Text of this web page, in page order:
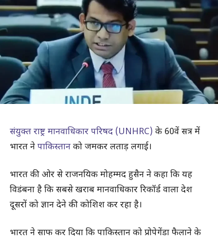
संयुक्त राष्ट्र मानवाधिकार परिषद (UNHRC) के 60वें सत्र में
भारत ने पाकिस्तान को जमकर लताड़ लगाई।
भारत की ओर से राजनयिक मोहम्मद हुसैन ने कहा कि यह
विडंबना है कि सबसे खराब मानवाधिकार रिकॉर्ड वाला देश
दूसरों को ज्ञान देने की कोशिश कर रहा है।
भारत ने साफ कर दिया कि पाकिस्तान को प्रोपेगेंडा फैलाने के